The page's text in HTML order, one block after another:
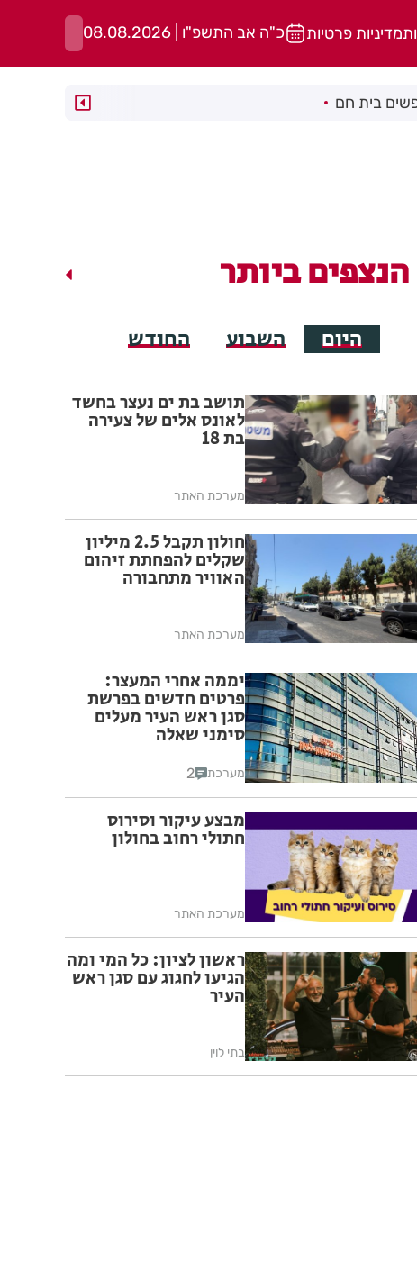
מדיניות פרטיות כ"ה אב התשפ"ו | 08.08.2026
בית חם
הנצפים ביותר
היום השבוע החודש
יממה אחרי המעצר:
פרטים חדשים בפרשת
סגן ראש העיר מעלים
מערכת 2
מוסד ההמבורגרים של
ראשון לציון יוצא לדרך
חדשה: רן יונגר נכנס
בתי לוין 5
המשטרה עצרה שני
חשודים באירוע ירי
שהתרחש בחולון
מערכת האתר
בן 7 טבע בבריכה בחולון
מערכת האתר
הרוג באירוע ירי בראשון
לציון
מערכת האתר